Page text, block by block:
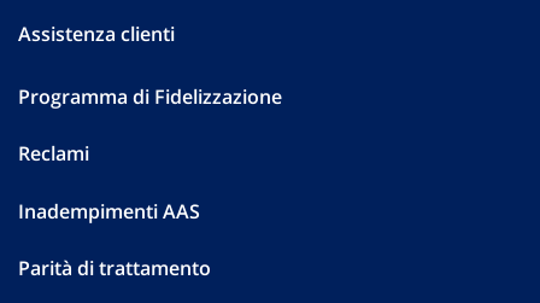
Assistenza clienti
Programma di Fidelizzazione
Reclami
Inadempimenti AAS
Parità di trattamento